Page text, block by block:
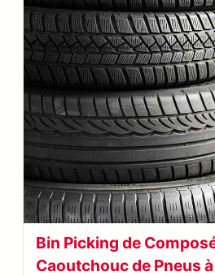
Bin Picking de
Caoutchouc de Pneus à